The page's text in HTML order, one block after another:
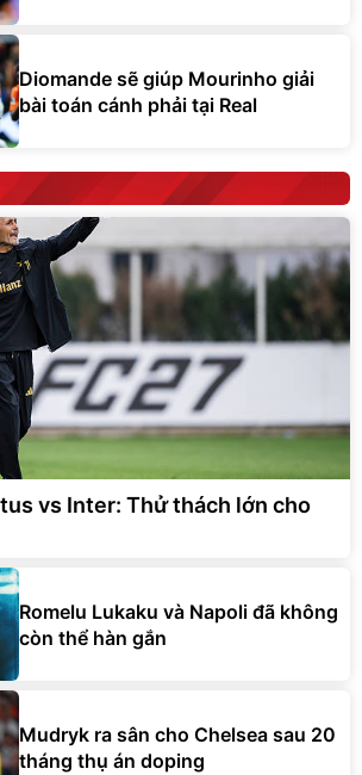
Diomande sẽ giúp Mourinho giải
bài toán cánh phải tại Real
vs Inter: Thử thách lớn cho
Romelu Lukaku và Napoli đã không
còn thể hàn gắn
Mudryk ra sân cho Chelsea sau 20
tháng thụ án doping